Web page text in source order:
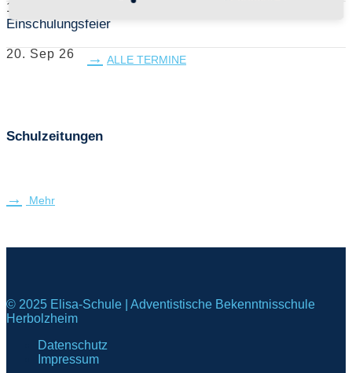
14. Sep 26
Einschulungsfeier
20. Sep 26 ALLE TERMINE
Schulzeitungen
Mehr
© 2025 Elisa-Schule | Adventistische Bekenntnisschule
Herbolzheim
Datenschutz
Impressum